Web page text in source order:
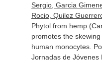
Sergio, Garcia
Rocio, Quilez
Phytol from hemp
promotes the
human monocytes.
Jornadas de Jóvenes